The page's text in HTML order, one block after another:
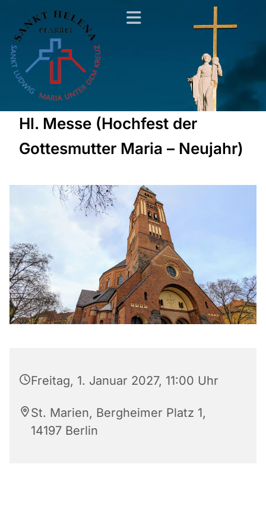
Hl. Messe (Hochfest der
Gottesmutter Maria – Neujahr)
Freitag, 1. Januar 2027, 11:00 Uhr
St. Marien, Bergheimer Platz 1,
14197 Berlin